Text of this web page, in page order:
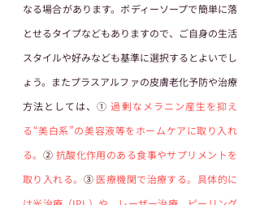
なる場合があります。ボディーソープで簡単に落
とせるタイプなどもありますので、ご自身の生活
スタイルや好みなども基準に選択するとよいでし
ょう。またプラスアルファの皮膚老化予防や治療
方法としては、① 過剰なメラニン産生を抑え
る“美白系”の美容液等をホームケアに取り入れ
る。 ② 抗酸化作用のある食事やサプリメントを
取り入れる。 ③ 医療機関で治療する。具体的に